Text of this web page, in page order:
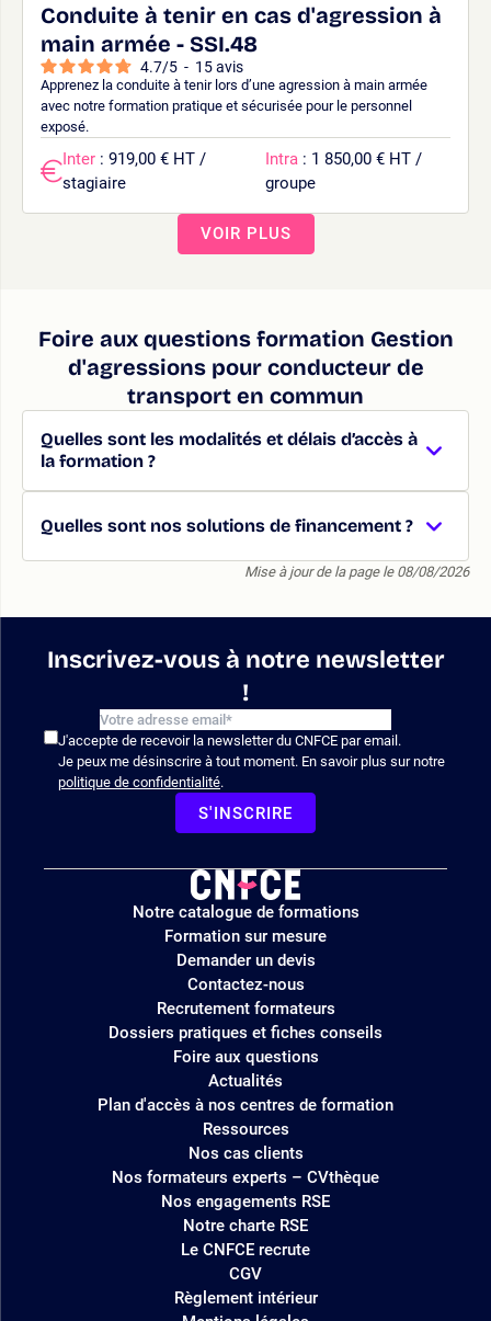
Conduite à tenir en cas d'agression à
main armée - SSI.48
4.7/5 - 15avis
Apprenez la conduite à tenir lors d’une agression à main armée
avec notre formation pratique et sécurisée pour le personnel
exposé.
Inter : 919,00 € HT /
stagiaire
Intra : 1 850,00 € HT /
groupe
VOIR PLUS
Foire aux questions formation Gestion
d'agressions pour conducteur de
transport en commun
Quelles sont les modalités et délais d’accès à
la formation ?
Quelles sont nos solutions de financement ?
Mise à jour de la page le 08/08/2026
Inscrivez-vous à notre newsletter
!
J'accepte de recevoir la newsletter du CNFCE par email.
Je peux me désinscrire à tout moment. En savoir plus sur notre
politique de confidentialité.
S'INSCRIRE
Logo
site
Notre catalogue de formations
Formation sur mesure
Demander un devis
Contactez-nous
Recrutement formateurs
Dossiers pratiques et fiches conseils
Foire aux questions
Actualités
Plan d'accès à nos centres de formation
Ressources
Nos cas clients
Nos formateurs experts – CVthèque
Nos engagements RSE
Notre charte RSE
Le CNFCE recrute
CGV
Règlement intérieur